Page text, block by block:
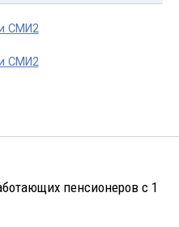
СМИ2
СМИ2
пенсионеров с 1